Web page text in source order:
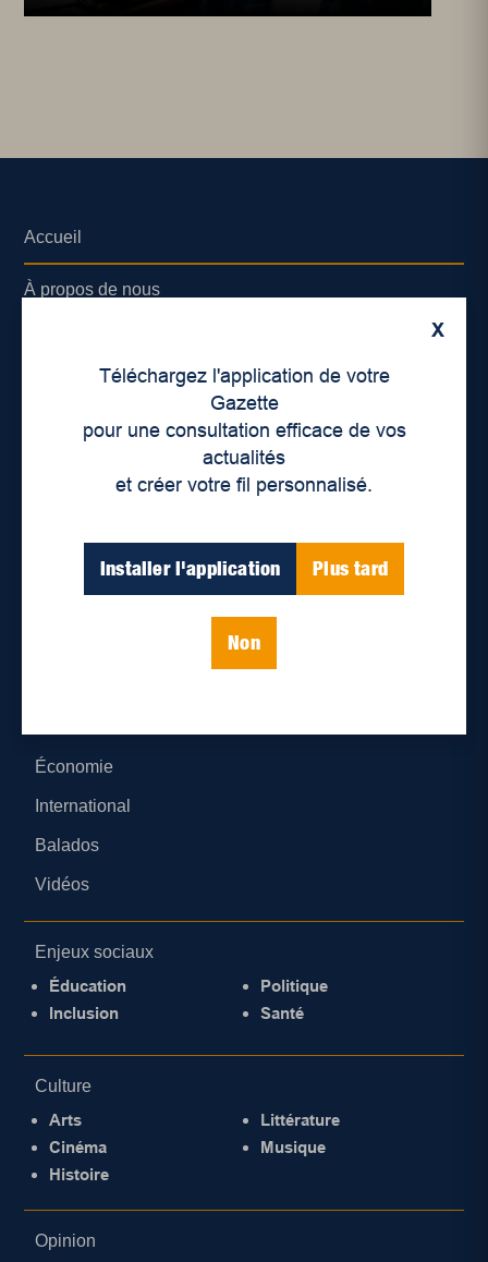
X
Téléchargez l'application de votre
Gazette
pour une consultation efficace de vos
actualités
et créer votre fil personnalisé.
Installer l'application Plus tard
Non
Accueil
À propos de nous
Lieux de distribution
Économie
International
Balados
Vidéos
Enjeux sociaux
Éducation
Inclusion
Politique
Santé
Culture
Arts
Cinéma
Histoire
Littérature
Musique
Opinion